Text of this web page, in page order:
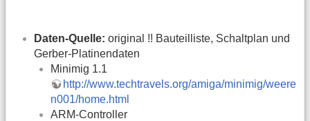
Daten-Quelle: original !! Bauteilliste, Schaltplan und
Gerber-Platinendaten
Minimig 1.1
http://www.techtravels.org/amiga/minimig/weere
n001/home.html
ARM-Controller